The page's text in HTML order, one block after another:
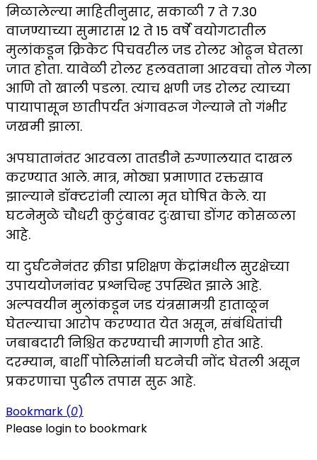
मिळालेल्या माहितीनुसार, सकाळी 7 ते 7.30
वाजण्याच्या सुमारास 12 ते 15 वर्षे वयोगटातील
मुलांकडून क्रिकेट पिचवरील जड रोलर ओढून घेतला
जात होता. यावेळी रोलर हलवताना आरवचा तोल गेला
आणि तो खाली पडला. त्याच क्षणी जड रोलर त्याच्या
पायापासून छातीपर्यंत अंगावरून गेल्याने तो गंभीर
जखमी झाला.
अपघातानंतर आरवला तातडीने रुग्णालयात दाखल
करण्यात आले. मात्र, मोठ्या प्रमाणात रक्तस्राव
झाल्याने डॉक्टरांनी त्याला मृत घोषित केले. या
घटनेमुळे चौधरी कुटुंबावर दुःखाचा डोंगर कोसळला
आहे.
या दुर्घटनेनंतर क्रीडा प्रशिक्षण केंद्रांमधील सुरक्षेच्या
उपाययोजनांवर प्रश्नचिन्ह उपस्थित झाले आहे.
अल्पवयीन मुलांकडून जड यंत्रसामग्री हाताळून
घेतल्याचा आरोप करण्यात येत असून, संबंधितांची
जबाबदारी निश्चित करण्याची मागणी होत आहे.
दरम्यान, बार्शी पोलिसांनी घटनेची नोंद घेतली असून
प्रकरणाचा पुढील तपास सुरू आहे.
Bookmark (0)
Please login to bookmark